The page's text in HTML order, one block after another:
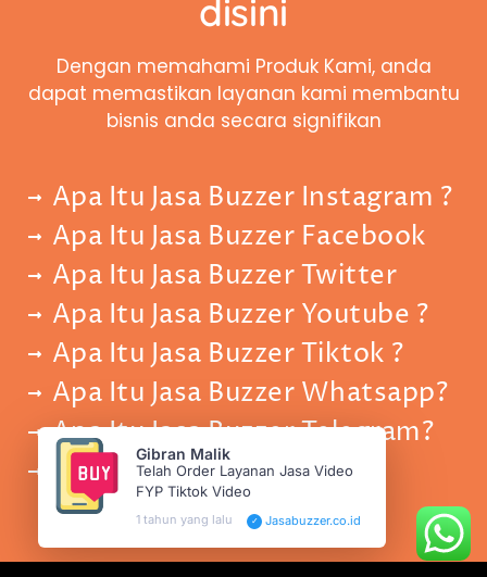
Gibran Malik
Telah Order Layanan Jasa Video
FYP Tiktok Video
1 tahun yang lalu ✓ Jasabuzzer.co.id
disini
Dengan memahami Produk Kami, anda
dapat memastikan layanan kami membantu
bisnis anda secara signifikan
Apa Itu Jasa Buzzer Instagram ?
Apa Itu Jasa Buzzer Facebook
Apa Itu Jasa Buzzer Twitter
Apa Itu Jasa Buzzer Youtube ?
Apa Itu Jasa Buzzer Tiktok ?
Apa Itu Jasa Buzzer Whatsapp?
Apa Itu Jasa Buzzer Telegram?
Apa Itu Jasa Buzzer SMS ?